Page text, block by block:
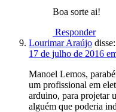
Boa sorte ai!
Responder
Lourimar Araújo disse:
17 de julho de 2016
Manoel Lemos,
um profissional em
arduino, para projetar
alguém que poderia